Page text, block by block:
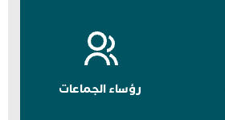
رؤساء الجماعات